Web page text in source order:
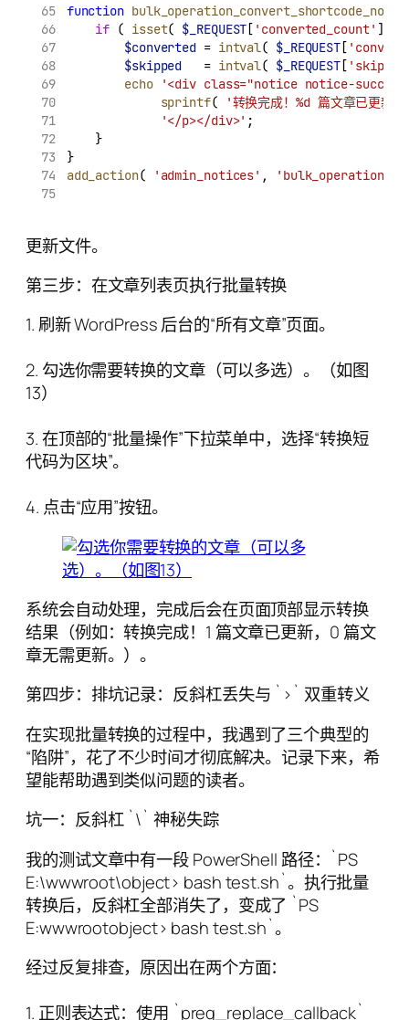
function
if ( isset( $_REQUEST [ 'converted_count' ] )
$converted = intval( $_REQUEST [
$skipped
   =
intval( $_REQUEST [
echo
'<div class="notice notice-
sprintf(
'转换完成！%d 篇文章已更新
'</p></div>' ;
    }
}
add_action( 'admin_notices' ,
更新文件。
第三步：在文章列表页执行批量转换
1. 刷新 WordPress 后台的“所有文章”页面。
2. 勾选你需要转换的文章（可以多选）。（如图
13）
3. 在顶部的“批量操作”下拉菜单中，选择“转换短
代码为区块”。
4. 点击“应用”按钮。
系统会自动处理，完成后会在页面顶部显示转换
结果（例如：转换完成！1 篇文章已更新，0 篇文
章无需更新。）。
第四步：排坑记录：反斜杠丢失与 `>` 双重转义
在实现批量转换的过程中，我遇到了三个典型的
“陷阱”，花了不少时间才彻底解决。记录下来，希
望能帮助遇到类似问题的读者。
坑一：反斜杠 `\` 神秘失踪
我的测试文章中有一段 PowerShell 路径：`PS
E:\wwwroot\object> bash test.sh`。执行批量
转换后，反斜杠全部消失了，变成了 `PS
E:wwwrootobject> bash test.sh`。
经过反复排查，原因出在两个方面：
1. 正则表达式：使用 `preg_replace_callback`